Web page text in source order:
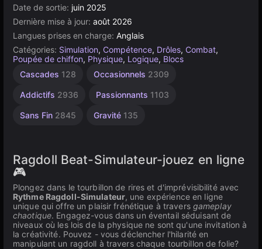
Date de sortie: juin 2025
Dernière mise à jour: août 2026
Langues prises en charge: Anglais
Catégories: Simulation, Compétence, Drôles, Combat,
Poupée de chiffon, Physique, Logique, Blocs
Cascades 128 Occasionnels 2309
Addictifs 2936 Passionnants 1103
Sans Fin 2845 Gravité 135
Sanglants
Haute
3569
Unity
ligne
Ragdoll Beat-Simulateur-jouez en ligne
🎮
Plongez dans le tourbillon de rires et d'imprévisibilité avec
Rythme Ragdoll-Simulateur, une expérience en ligne
unique qui offre un plaisir frénétique à travers gameplay
chaotique. Engagez-vous dans un éventail séduisant de
niveaux où les lois de la physique ne sont qu'une invitation à
la créativité. Pouvez - vous déclencher l'hilarité en
manipulant un ragdoll à travers chaque tourbillon de folie?